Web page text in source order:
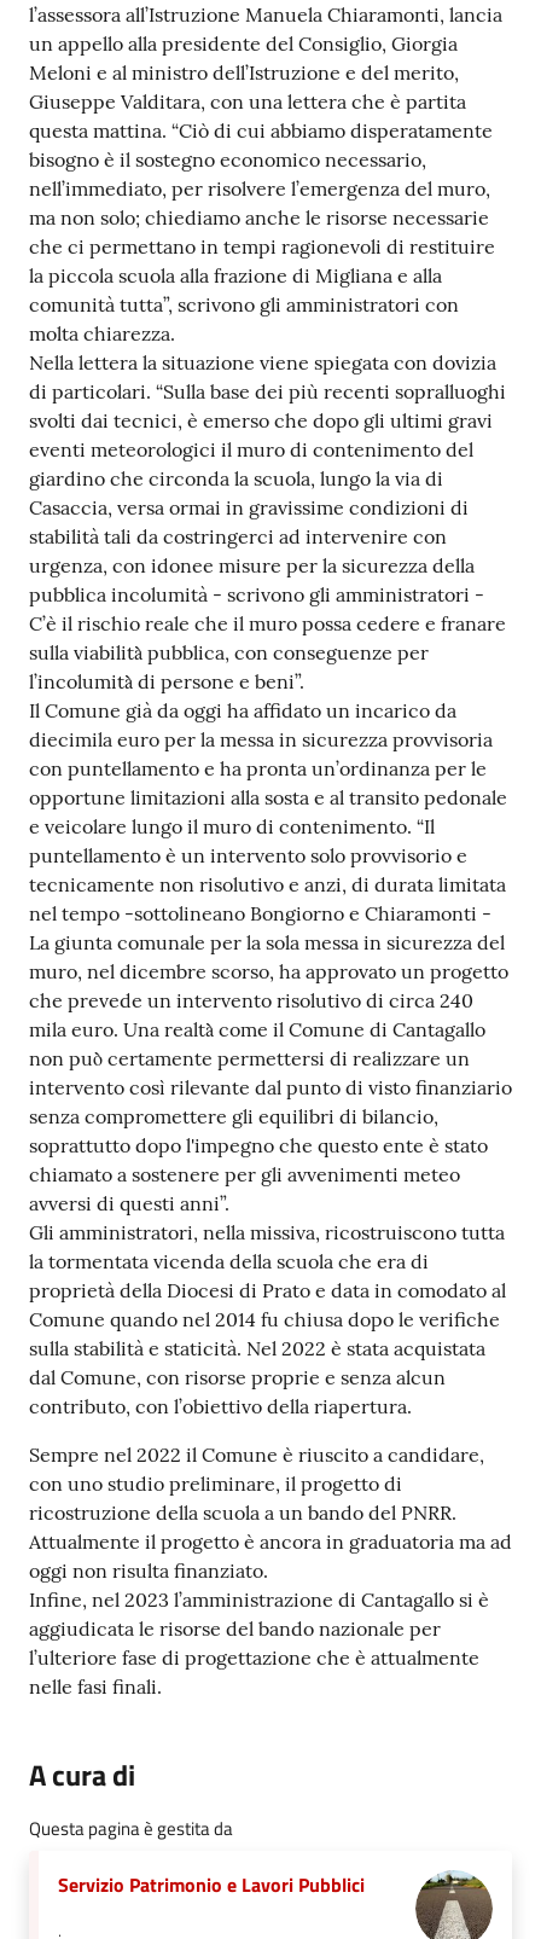
l’assessora all’Istruzione Manuela Chiaramonti, lancia
un appello alla presidente del Consiglio, Giorgia
Meloni e al ministro dell’Istruzione e del merito,
Giuseppe Valditara, con una lettera che è partita
questa mattina. “Ciò di cui abbiamo disperatamente
bisogno è il sostegno economico necessario,
nell’immediato, per risolvere l’emergenza del muro,
ma non solo; chiediamo anche le risorse necessarie
che ci permettano in tempi ragionevoli di restituire
la piccola scuola alla frazione di Migliana e alla
comunità tutta”, scrivono gli amministratori con
molta chiarezza.
Nella lettera la situazione viene spiegata con dovizia
di particolari. “Sulla base dei più recenti sopralluoghi
svolti dai tecnici, è emerso che dopo gli ultimi gravi
eventi meteorologici il muro di contenimento del
giardino che circonda la scuola, lungo la via di
Casaccia, versa ormai in gravissime condizioni di
stabilità tali da costringerci ad intervenire con
urgenza, con idonee misure per la sicurezza della
pubblica incolumità - scrivono gli amministratori -
C’è il rischio reale che il muro possa cedere e franare
sulla viabilità̀ pubblica, con conseguenze per
l’incolumità̀ di persone e beni”.
Il Comune già da oggi ha affidato un incarico da
diecimila euro per la messa in sicurezza provvisoria
con puntellamento e ha pronta un’ordinanza per le
opportune limitazioni alla sosta e al transito pedonale
e veicolare lungo il muro di contenimento. “Il
puntellamento è un intervento solo provvisorio e
tecnicamente non risolutivo e anzi, di durata limitata
nel tempo -sottolineano Bongiorno e Chiaramonti -
La giunta comunale per la sola messa in sicurezza del
muro, nel dicembre scorso, ha approvato un progetto
che prevede un intervento risolutivo di circa 240
mila euro. Una realtà̀ come il Comune di Cantagallo
non può̀ certamente permettersi di realizzare un
intervento così rilevante dal punto di visto finanziario
senza compromettere gli equilibri di bilancio,
soprattutto dopo l'impegno che questo ente è stato
chiamato a sostenere per gli avvenimenti meteo
avversi di questi anni”.
Gli amministratori, nella missiva, ricostruiscono tutta
la tormentata vicenda della scuola che era di
proprietà della Diocesi di Prato e data in comodato al
Comune quando nel 2014 fu chiusa dopo le verifiche
sulla stabilità e staticità. Nel 2022 è stata acquistata
dal Comune, con risorse proprie e senza alcun
contributo, con l’obiettivo della riapertura.
Sempre nel 2022 il Comune è riuscito a candidare,
con uno studio preliminare, il progetto di
ricostruzione della scuola a un bando del PNRR.
Attualmente il progetto è ancora in graduatoria ma ad
oggi non risulta finanziato.
Infine, nel 2023 l’amministrazione di Cantagallo si è
aggiudicata le risorse del bando nazionale per
l’ulteriore fase di progettazione che è attualmente
nelle fasi finali.
A cura di
Questa pagina è gestita da
Servizio Patrimonio e Lavori Pubblici
.